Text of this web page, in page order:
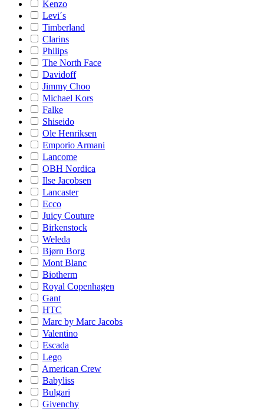
Kenzo
Levi´s
Timberland
Clarins
Philips
The North Face
Davidoff
Jimmy Choo
Michael Kors
Falke
Shiseido
Ole Henriksen
Emporio Armani
Lancome
OBH Nordica
Ilse Jacobsen
Lancaster
Ecco
Juicy Couture
Birkenstock
Weleda
Bjørn Borg
Mont Blanc
Biotherm
Royal Copenhagen
Gant
HTC
Marc by Marc Jacobs
Valentino
Escada
Lego
American Crew
Babyliss
Bulgari
Givenchy